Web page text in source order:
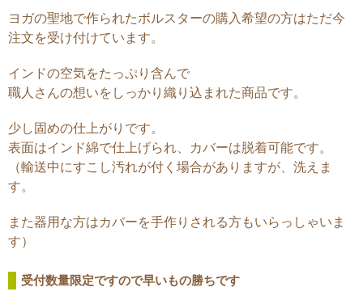
ヨガの聖地で作られたボルスターの購入希望の方はただ今
注文を受け付けています。
インドの空気をたっぷり含んで
職人さんの想いをしっかり織り込まれた商品です。
少し固めの仕上がりです。
表面はインド綿で仕上げられ、カバーは脱着可能です。
（輸送中にすこし汚れが付く場合がありますが、洗えま
す。
また器用な方はカバーを手作りされる方もいらっしゃいま
す）
受付数量限定ですので早いもの勝ちです